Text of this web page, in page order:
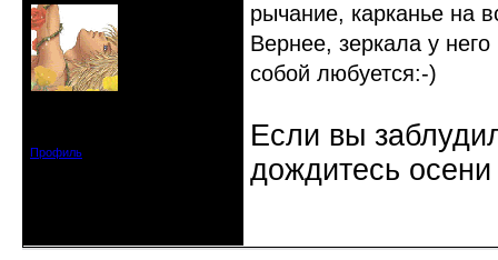
Профиль
рычание, карканье на
Вернее, зеркала у
собой любуется:-)
Если вы
дождитесь